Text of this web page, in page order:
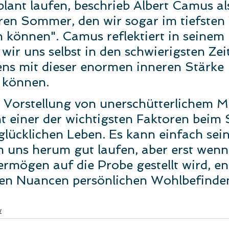
laufen, beschrieb Albert Camus
Sommer, den wir sogar im
können". Camus reflektiert in
uns selbst in den schwierigsten
mit dieser enormen inneren Stärke
Vorstellung von unerschütterlichem
einer der wichtigsten Faktoren beim
Leben. Es kann einfach
uns herum gut laufen, aber erst
auf die Probe gestellt wird,
Nuancen persönlichen